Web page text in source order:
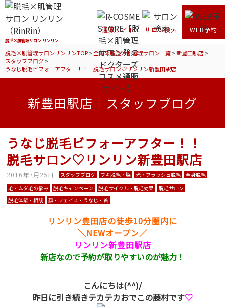
脱毛×肌管理サロン リンリン
通販サイト サロン検索 WEB予約
脱毛×肌管理サロンリンリンTOP>全国の脱毛×肌管理サロン一覧>新豊田駅店>
スタッフブログ>
うなじ脱毛ビフォーアフター！！ 脱毛サロン♡リンリン新豊田駅店
新豊田駅店｜スタッフブログ
うなじ脱毛ビフォーアフター！！
脱毛サロン♡リンリン新豊田駅店
2016年7月25日 スタッフブログ ワキ脱毛・脇 光・フラッシュ脱毛
全身脱毛
毛・ムダ毛の悩み
脱毛キャンペーン 脱毛サイクル・脱毛効果
脱毛サロン
脱毛体験・相談
顔・フェイス・うなじ・首
リンリン豊田店の徒歩10分圏内に
＼NEWオープン／
リンリン新豊田駅店
新店なので予約が取りやすいのが魅力！
こんにちは(^^)/
昨日に引き続きテカテカおでこの藤村です♡